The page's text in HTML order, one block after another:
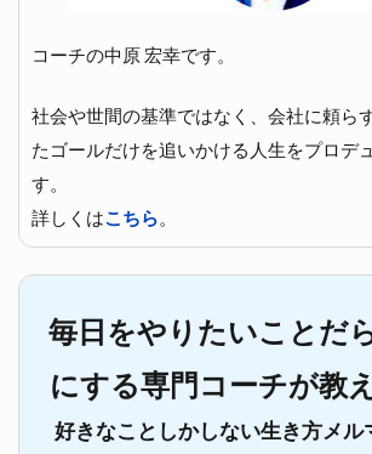
コーチの中原 宏幸です。
社会や世間の基準ではなく、会社に頼ら
たゴールだけを追いかける人生をプロデ
す。
詳しくはこちら。
毎日をやりたいことだ
にする専門コーチが教
好きなことしかしない生き方メル